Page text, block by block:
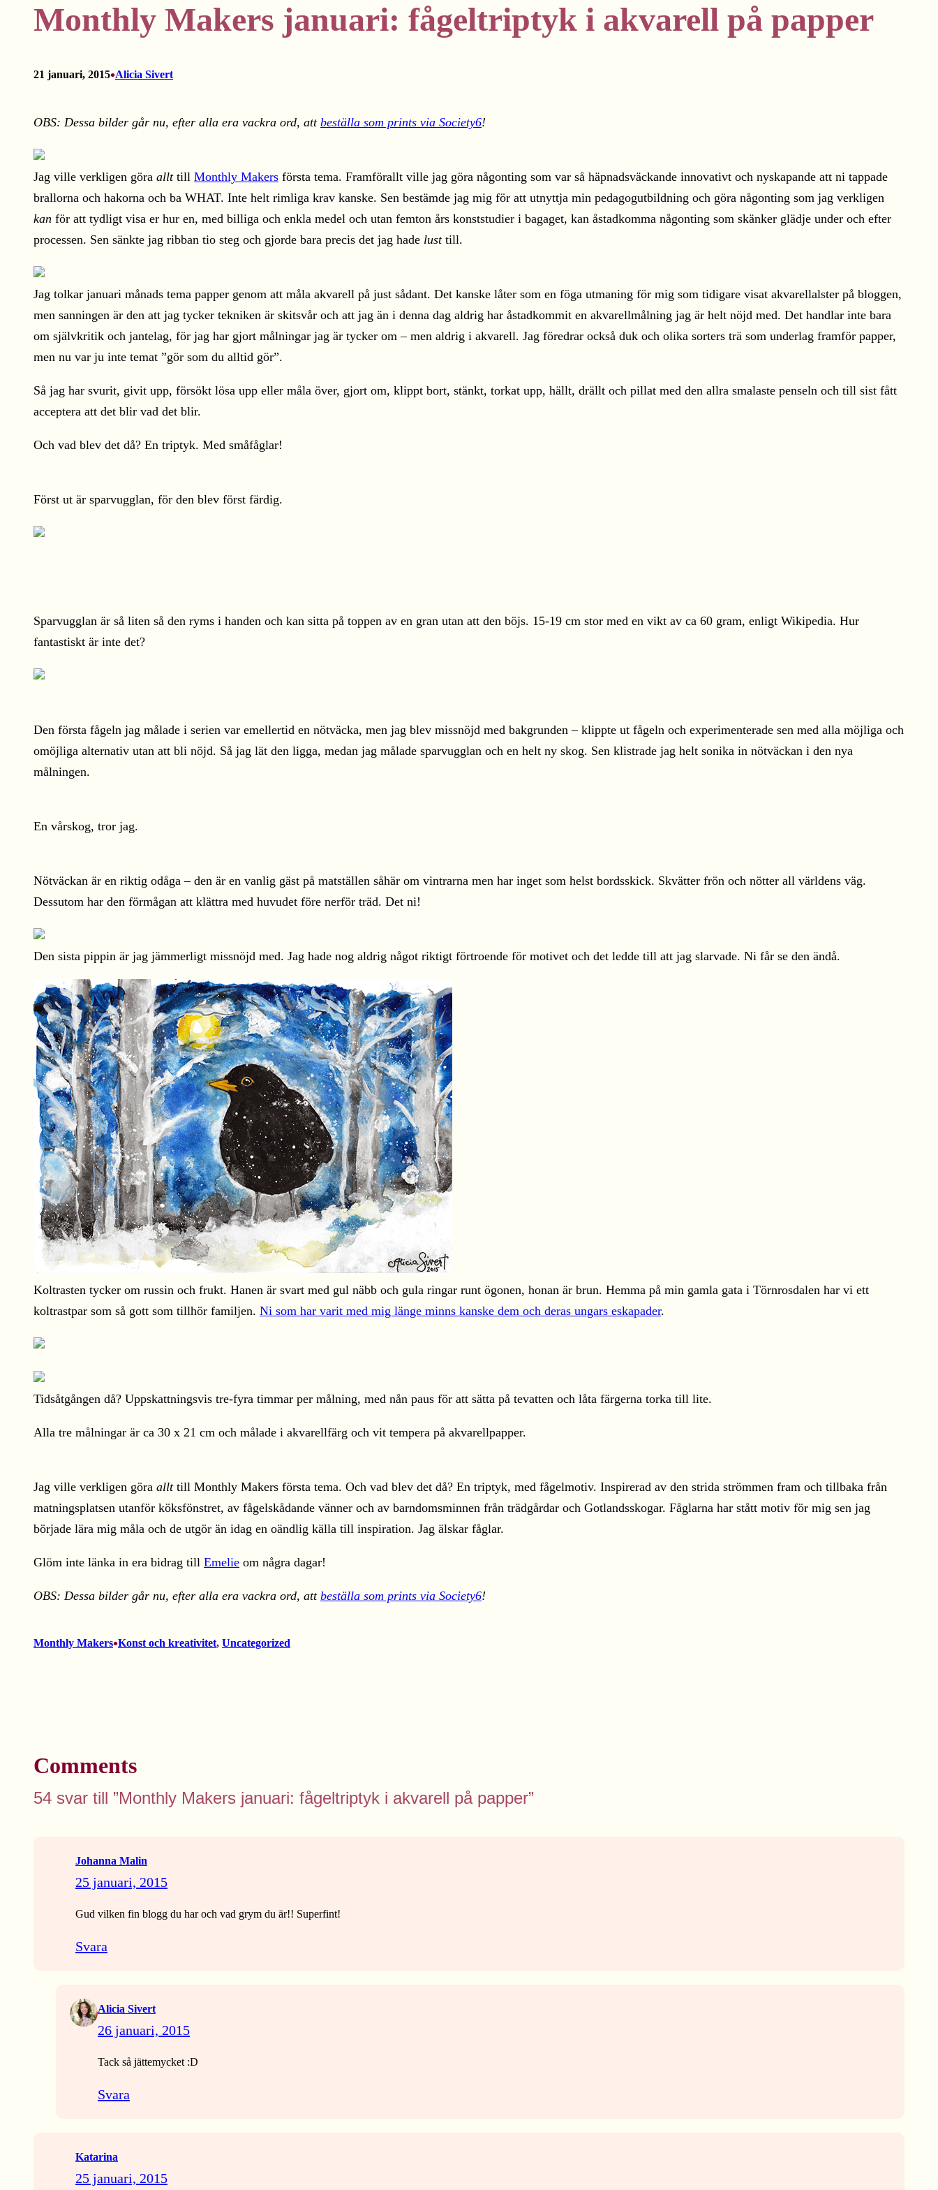
Monthly Makers januari: fågeltriptyk i akvarell på papper
21 januari, 2015•Alicia Sivert
OBS: Dessa bilder går nu, efter alla era vackra ord, att beställa som prints via Society6!
Jag ville verkligen göra allttill Monthly Makers första tema. Framförallt ville jag göra någonting som var så häpnadsväckande innovativt och nyskapande att ni tappade
brallorna och hakorna och ba WHAT. Inte helt rimliga krav kanske. Sen bestämde jag mig för att utnyttja min pedagogutbildning och göra någonting som jag verkligen
kan för att tydligt visa er hur en, med billiga och enkla medel och utan femton års konststudier i bagaget, kan åstadkomma någonting som skänker glädje under och efter
processen. Sen sänkte jag ribban tio steg och gjorde bara precis det jag hade lusttill.
Jag tolkar januari månads tema papper genom att måla akvarell på just sådant. Det kanske låter som en föga utmaning för mig som tidigare visat akvarellalster på bloggen,
men sanningen är den att jag tycker tekniken är skitsvår och att jag än i denna dag aldrig har åstadkommit en akvarellmålning jag är helt nöjd med. Det handlar inte bara
om självkritik och jantelag, för jag har gjort målningar jag är tycker om – men aldrig i akvarell. Jag föredrar också duk och olika sorters trä som underlag framför papper,
men nu var ju inte temat ”gör som du alltid gör”.
Så jag har svurit, givit upp, försökt lösa upp eller måla över, gjort om, klippt bort, stänkt, torkat upp, hällt, drällt och pillat med den allra smalaste penseln och till sist fått
acceptera att det blir vad det blir.
Och vad blev det då? En triptyk. Med småfåglar!
Först ut är sparvugglan, för den blev först färdig.
Sparvugglan är så liten så den ryms i handen och kan sitta på toppen av en gran utan att den böjs. 15-19 cm stor med en vikt av ca 60 gram, enligt Wikipedia. Hur
fantastiskt är inte det?
Den första fågeln jag målade i serien var emellertid en nötväcka, men jag blev missnöjd med bakgrunden – klippte ut fågeln och experimenterade sen med alla möjliga och
omöjliga alternativ utan att bli nöjd. Så jag lät den ligga, medan jag målade sparvugglan och en helt ny skog. Sen klistrade jag helt sonika in nötväckan i den nya
målningen.
En vårskog, tror jag.
Nötväckan är en riktig odåga – den är en vanlig gäst på matställen såhär om vintrarna men har inget som helst bordsskick. Skvätter frön och nötter all världens väg.
Dessutom har den förmågan att klättra med huvudet före nerför träd. Det ni!
Den sista pippin är jag jämmerligt missnöjd med. Jag hade nog aldrig något riktigt förtroende för motivet och det ledde till att jag slarvade. Ni får se den ändå.
Koltrasten tycker om russin och frukt. Hanen är svart med gul näbb och gula ringar runt ögonen, honan är brun. Hemma på min gamla gata i Törnrosdalen har vi ett
koltrastpar som så gott som tillhör familjen. Ni som har varit med mig länge minns kanske dem och deras ungars eskapader.
Tidsåtgången då? Uppskattningsvis tre-fyra timmar per målning, med nån paus för att sätta på tevatten och låta färgerna torka till lite.
Alla tre målningar är ca 30 x 21 cm och målade i akvarellfärg och vit tempera på akvarellpapper.
Jag ville verkligen göra allttill Monthly Makers första tema. Och vad blev det då? En triptyk, med fågelmotiv. Inspirerad av den strida strömmen fram och tillbaka från
matningsplatsen utanför köksfönstret, av fågelskådande vänner och av barndomsminnen från trädgårdar och Gotlandsskogar. Fåglarna har stått motiv för mig sen jag
började lära mig måla och de utgör än idag en oändlig källa till inspiration. Jag älskar fåglar.
Glöm inte länka in era bidrag till Emelie om några dagar!
OBS: Dessa bilder går nu, efter alla era vackra ord, att beställa som prints via Society6!
Monthly Makers•Konst och kreativitet, Uncategorized
Comments
54 svar till ”Monthly Makers januari: fågeltriptyk i akvarell på papper”
Johanna Malin
25 januari, 2015
Gud vilken fin blogg du har och vad grym du är!! Superfint!
Svara
Alicia Sivert
26 januari, 2015
Tack så jättemycket :D
Svara
Katarina
25 januari, 2015